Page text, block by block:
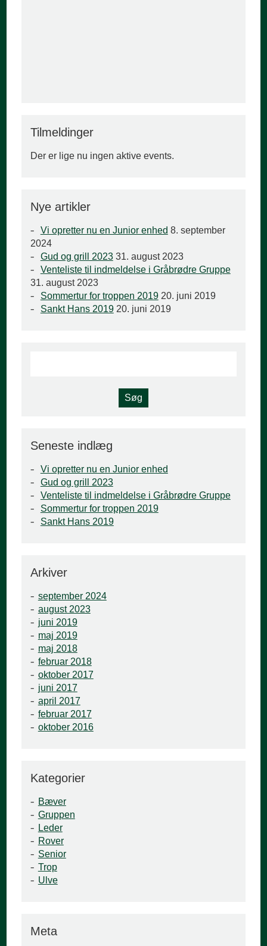
Tilmeldinger
Der er lige nu ingen aktive events.
Nye artikler
Vi opretter nu en Junior enhed 8. september
2024
Gud og grill 2023 31. august 2023
Venteliste til indmeldelse i Gråbrødre Gruppe
31. august 2023
Sommertur for troppen 2019 20. juni 2019
Sankt Hans 2019 20. juni 2019
Seneste indlæg
Vi opretter nu en Junior enhed
Gud og grill 2023
Venteliste til indmeldelse i Gråbrødre Gruppe
Sommertur for troppen 2019
Sankt Hans 2019
Arkiver
september 2024
august 2023
juni 2019
maj 2019
maj 2018
februar 2018
oktober 2017
juni 2017
april 2017
februar 2017
oktober 2016
Kategorier
Bæver
Gruppen
Leder
Rover
Senior
Trop
Ulve
Meta